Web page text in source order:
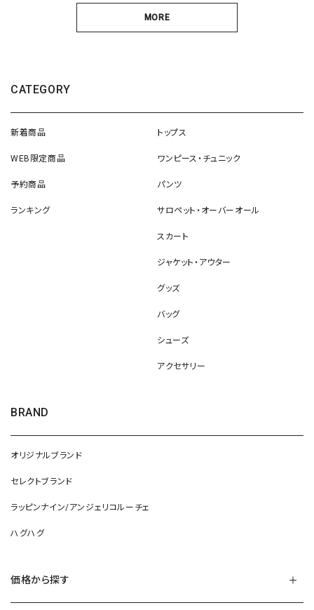
MORE
CATEGORY
新着商品
WEB限定商品
予約商品
ランキング
トップス
ワンピース・チュニック
パンツ
サロペット・オーバーオール
スカート
ジャケット・アウター
グッズ
バッグ
シューズ
アクセサリー
BRAND
オリジナルブランド
セレクトブランド
ラッピンナイン/アンジェリコルーチェ
ハグハグ
価格から探す